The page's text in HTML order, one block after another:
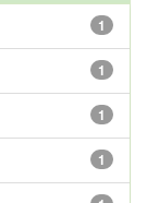
1
1
1
1